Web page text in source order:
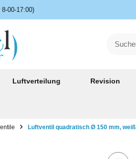
00-17:00)
Luftverteilung Revision
Luftventil quadratisch Ø 150 mm, weiß